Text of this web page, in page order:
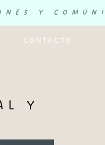
Y
CONTACTO
Y